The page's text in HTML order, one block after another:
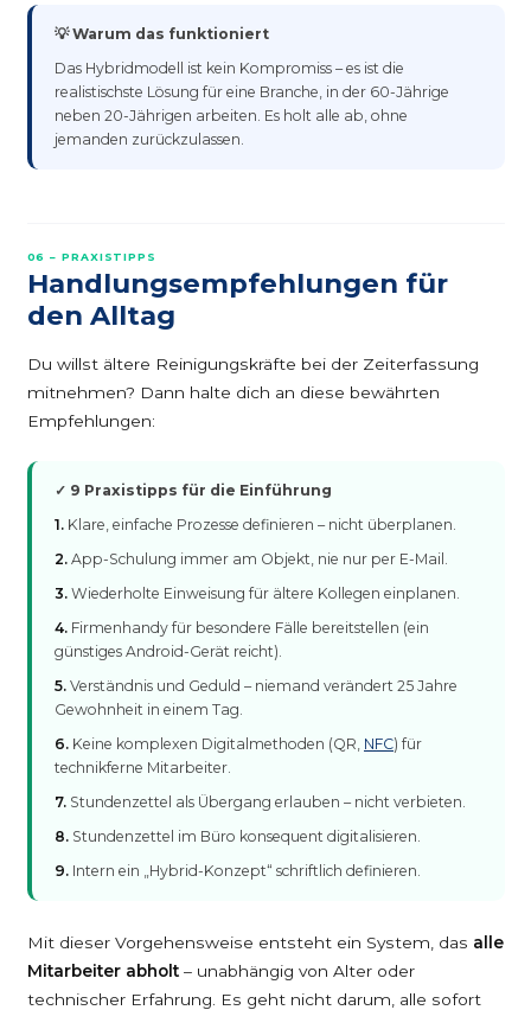
💡 Warum das funktioniert
Das Hybridmodell ist kein Kompromiss – es ist die
realistischste Lösung für eine Branche, in der 60-Jährige
neben 20-Jährigen arbeiten. Es holt alle ab, ohne
jemanden zurückzulassen.
06 – PRAXISTIPPS
Handlungsempfehlungen für
den Alltag
Du willst ältere Reinigungskräfte bei der Zeiterfassung
mitnehmen? Dann halte dich an diese bewährten
Empfehlungen:
✓ 9 Praxistipps für die Einführung
1. Klare, einfache Prozesse definieren – nicht überplanen.
2. App-Schulung immer am Objekt, nie nur per E-Mail.
3. Wiederholte Einweisung für ältere Kollegen einplanen.
4. Firmenhandy für besondere Fälle bereitstellen (ein
günstiges Android-Gerät reicht).
5. Verständnis und Geduld – niemand verändert 25 Jahre
Gewohnheit in einem Tag.
6. Keine komplexen Digitalmethoden (QR, NFC) für
technikferne Mitarbeiter.
7. Stundenzettel als Übergang erlauben – nicht verbieten.
8. Stundenzettel im Büro konsequent digitalisieren.
9. Intern ein „Hybrid-Konzept“ schriftlich definieren.
Mit dieser Vorgehensweise entsteht ein System, das alle
Mitarbeiter abholt– unabhängig von Alter oder
technischer Erfahrung. Es geht nicht darum, alle sofort